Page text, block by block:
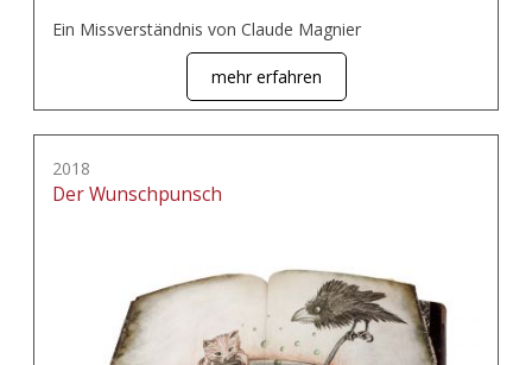
Ein Missverständnis von Claude Magnier
mehr erfahren
2018
Der Wunschpunsch